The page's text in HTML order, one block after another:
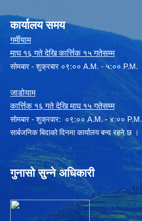
कार्यालय समय
गर्मीयाम
माघ १६ गते देखि कार्त्तिक १५ गतेसम्म
सोमबार - शुक्रबार ०९:०० A.M. - ५:०० P.M.
जाडोयाम
कार्त्तिक १६ गते देखि माघ १५ गतेसम्म
साेमबार - शुक्रवार: ०९:०० A.M. - ४:०० P.M.
सार्बजनिक बिदाको दिनमा कार्यालय बन्द रहने छ ।
गुनासो सुन्ने अधिकारी